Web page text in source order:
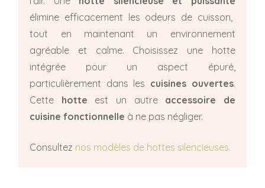
élimine efficacement les odeurs de cuisson,
tout en maintenant un environnement
agréable et calme. Choisissez une hotte
intégrée pour un aspect épuré,
particulièrement dans les cuisines ouvertes.
Cette hotte est un autre accessoire de
cuisine fonctionnelle à ne pas négliger.
Consultez nos modèles de hottes silencieuses.